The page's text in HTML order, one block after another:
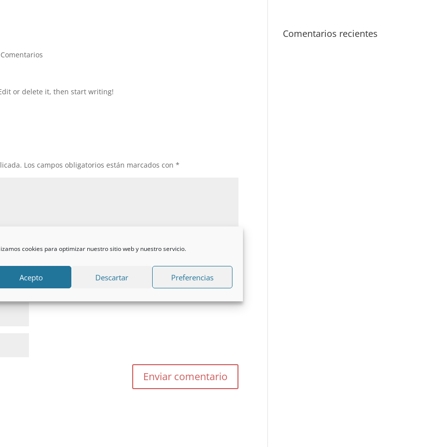
cookies para optimizar nuestro sitio web y nuestro servicio.
Acepto Descartar Preferencias
or delete it, then start writing!
Los campos obligatorios están marcados con*
Comentarios recientes